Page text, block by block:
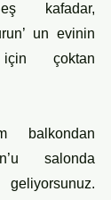
kafadar,
un evinin
çoktan
balkondan
salonda